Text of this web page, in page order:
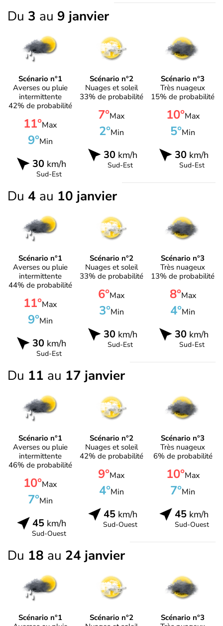
Du 3 au 9 janvier
Scénario n°1
Averses ou pluie
intermittente
42% de probabilité
11°Max
9°Min
30km/h
Sud-Est
Scénario n°2
Nuages et soleil
33% de probabilité
7°Max
2°Min
30km/h
Sud-Est
Scénario n°3
Très nuageux
15% de probabilité
10°Max
5°Min
30 km/h
Sud-Est
Du 4 au 10 janvier
Scénario n°1
Averses ou pluie
intermittente
44% de probabilité
11°Max
9°Min
30km/h
Sud-Est
Scénario n°2
Nuages et soleil
33% de probabilité
6°Max
3°Min
30km/h
Sud-Est
Scénario n°3
Très nuageux
13% de probabilité
8°Max
4°Min
30 km/h
Sud-Est
Du 11 au 17 janvier
Scénario n°1
Averses ou pluie
intermittente
46% de probabilité
10°Max
7°Min
45km/h
Sud-Ouest
Scénario n°2
Nuages et soleil
42% de probabilité
9°Max
4°Min
45km/h
Sud-Ouest
Scénario n°3
Très nuageux
6% de probabilité
10°Max
7°Min
45 km/h
Sud-Ouest
Du 18 au 24 janvier
Scénario n°1
Scénario n°2
Scénario n°3